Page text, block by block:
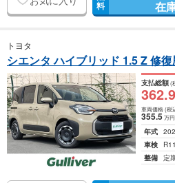
料 在
トヨタ
シエンタ ハイブリッド 1.5 Z 修復
支払総額(
362.9
車両価格(税
355.5万円
年式
車検
整備 定